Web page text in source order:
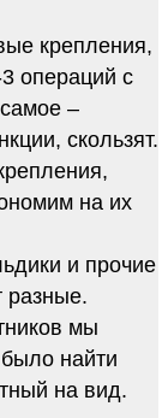
крепления,
операций с
–
скользят.
на их
и прочие
разные.
мы
найти
на вид.